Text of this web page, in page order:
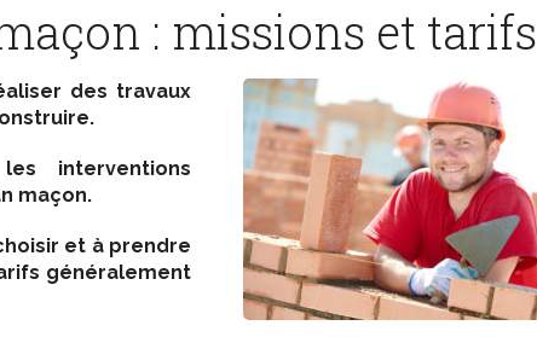
: missions et tarifs
des travaux
interventions
maçon.
et à prendre
généralement